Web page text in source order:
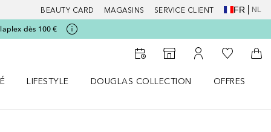
BEAUTY CARD MAGASINS SERVICE CLIENT FR NL
dès 100 €
Vers le Storefinder
Vers Mon Compte
Vers Ma
LIFESTYLE
DOUGLAS COLLECTION
OFFRES